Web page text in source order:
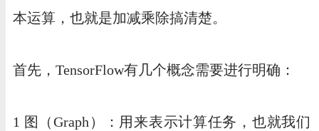
本运算，也就是加减乘除搞清楚。
首先，TensorFlow有几个概念需要进行明确：
1 图（Graph）：用来表示计算任务，也就我们